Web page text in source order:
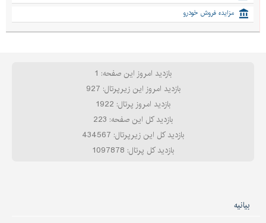
مزایده فروش خودرو
بازدید امروز این صفحه: 1
بازدید امروز این زیرپرتال: 927
بازدید امروز پرتال: 1922
بازدید کل این صفحه: 223
بازدید کل این زیرپرتال: 434567
بازدید کل پرتال: 1097878
بیانیه